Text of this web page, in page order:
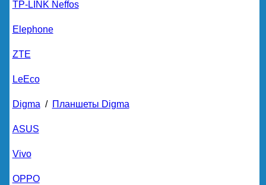
TP-LINK Neffos
Elephone
ZTE
LeEco
Digma/ Планшеты Digma
ASUS
Vivo
OPPO